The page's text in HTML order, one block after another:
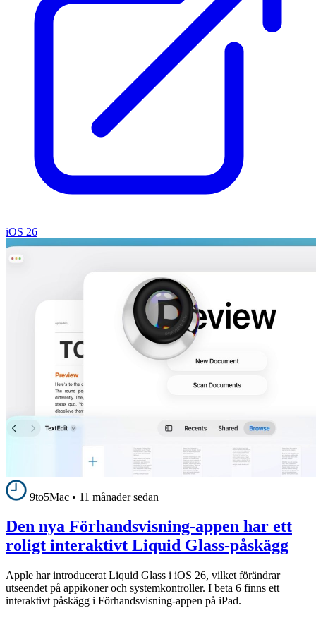
iOS 26
9to5Mac • 11 månader sedan
Den nya Förhandsvisning-appen har ett
roligt interaktivt Liquid Glass-påskägg
Apple har introducerat Liquid Glass i iOS 26, vilket förändrar
utseendet på appikoner och systemkontroller. I beta 6 finns ett
interaktivt påskägg i Förhandsvisning-appen på iPad.